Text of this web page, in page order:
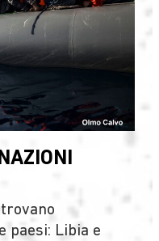
paesi: Libia e